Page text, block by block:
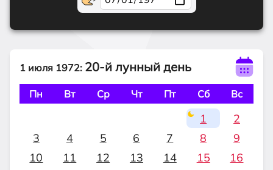
1 июля 1972: 20-й лунный день
Пн Вт Ср Чт Пт Сб Вс
1
2
3
4 5 6 7 8
9
10
11 12 13 14 15
16